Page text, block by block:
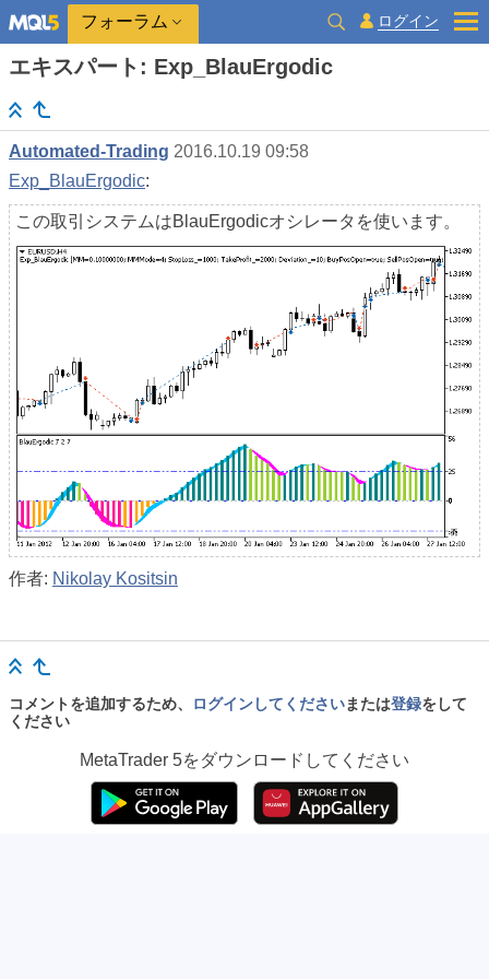
フォーラム ログイン
エキスパート: Exp_BlauErgodic
Automated-Trading 2016.10.19 09:58
Exp_BlauErgodic:
この取引システムはBlauErgodicオシレータを使います。
作者: Nikolay Kositsin
コメントを追加するため、 ログインしてくださいまたは登録をして
ください
MetaTrader 5をダウンロードしてください